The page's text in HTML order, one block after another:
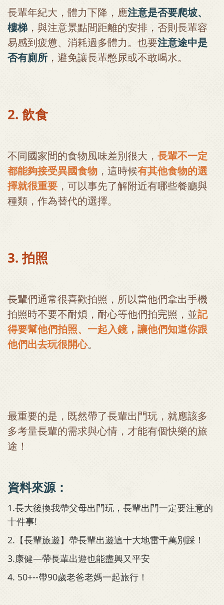
長輩年紀大，體力下降，應注意是否要爬坡、
樓梯 ，與注意景點間距離的安排，否則長輩容
易感到疲憊、消耗過多體力。也要注意途中是
否有廁所 ，避免讓長輩憋尿或不敢喝水。
2. 飲食
不同國家間的食物風味差別很大， 長輩不一定
都能夠接受異國食物 ，這時候有其他食物的選
擇就很重要 ，可以事先了解附近有哪些餐廳與
種類，作為替代的選擇。
3. 拍照
長輩們通常很喜歡拍照，所以當他們拿出手機
拍照時不要不耐煩，耐心等他們拍完照，並記
得要幫他們拍照、一起入鏡，讓他們知道你跟
他們出去玩很開心。
最重要的是，既然帶了長輩出門玩，就應該多
多考量長輩的需求與心情，才能有個快樂的旅
途！
資料來源：
1.長大後換我帶父母出門玩，長輩出門一定要注意的
十件事!
2.【長輩旅遊】帶長輩出遊這十大地雷千萬別踩！
3.康健—帶長輩出遊也能盡興又平安
4. 50+--帶90歲老爸老媽一起旅行！